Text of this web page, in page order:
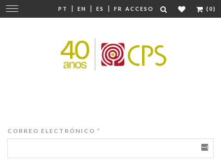
PT | EN | ES | FR ACCESO (0)
Cambiar
navegación
CORREO ELECTRÓNICO *